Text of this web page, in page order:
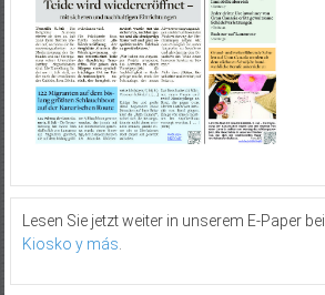
Lesen Sie jetzt weiter in unserem E-Paper bei
Kiosko y más.